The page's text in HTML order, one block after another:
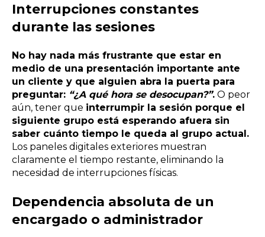
Interrupciones constantes
durante las sesiones
No hay nada más frustrante que estar en
medio de una presentación importante ante
un cliente y que alguien abra la puerta para
preguntar: “¿A qué hora se desocupan?”. O peor
aún, tener que interrumpir la sesión porque el
siguiente grupo está esperando afuera sin
saber cuánto tiempo le queda al grupo actual.
Los paneles digitales exteriores muestran
claramente el tiempo restante, eliminando la
necesidad de interrupciones físicas.
Dependencia absoluta de un
encargado o administrador